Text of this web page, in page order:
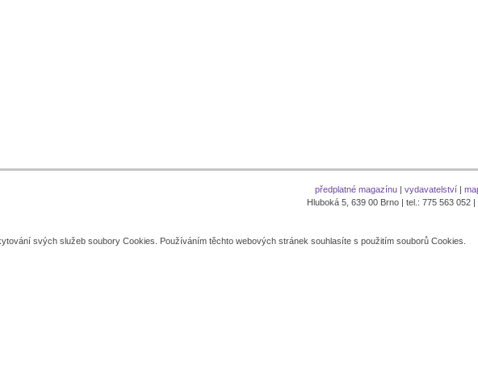
předplatné magazínu | vydavatelství |
Hluboká 5, 639 00 Brno | tel.: 775 563 052 |
svých služeb soubory Cookies. Používáním těchto webových stránek souhlasíte s použitím souborů Cookies.